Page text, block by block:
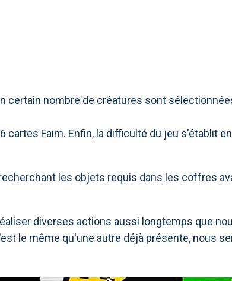
certain nombre de créatures sont
cartes Faim. Enfin, la difficulté du jeu s'établit
les objets requis dans les coffres
diverses actions aussi longtemps que
le même qu'une autre déjà présente, nous